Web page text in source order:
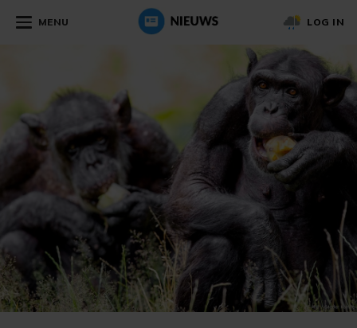
MENU LOG IN